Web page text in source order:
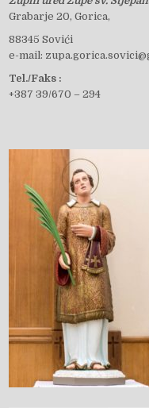
c
o
o
k
Grabarje 20, Gorica,
88345 Sovići
e-mail:
Tel./Faks :
+387 39/670 – 294